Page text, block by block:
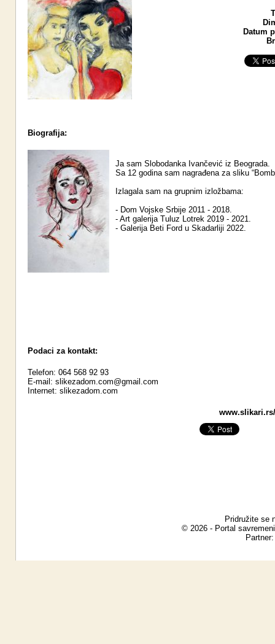
Datum
Biografija:
Ja sam Slobodanka Ivančević iz Beograda.
Sa 12 godina sam nagrađena za sliku
Izlagala sam na grupnim izložbama:
- Dom Vojske Srbije 2011 - 2018.
- Art galerija Tuluz Lotrek 2019 - 2021.
- Galerija Beti Ford u Skadarliji 2022.
Podaci za kontakt:
Telefon: 064 568 92 93
E-mail: slikezadom.com@gmail.com
Internet: slikezadom.com
Pridružite se
© 2026 - Portal